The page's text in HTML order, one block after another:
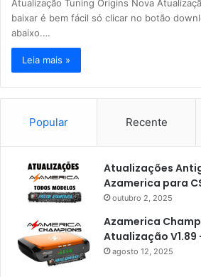
Atualização Tuning Origins Nova
baixar é bem fácil só clicar no botão
abaixo.…
Leia mais »
Popular Recente
Atualizações
Azamerica para
outubro 2, 2025
Azamerica
Atualização V1.89
agosto 12, 2025